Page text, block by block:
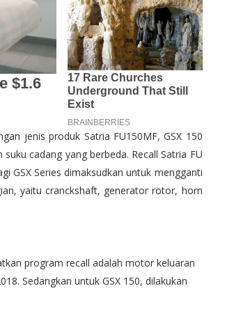
jenis produk Satria FU150MF, GSX 150
cadang yang berbeda. Recall Satria FU
GSX Series dimaksudkan untuk mengganti
yaitu cranckshaft, generator rotor, horn
program recall adalah motor keluaran
Sedangkan untuk GSX 150, dilakukan